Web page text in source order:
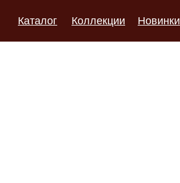
Каталог Коллекции Новинки